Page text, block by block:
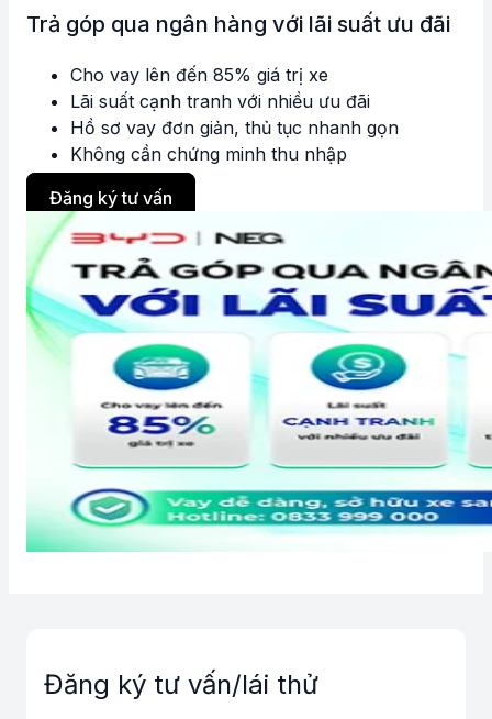
Trả góp qua ngân hàng với lãi suất ưu đãi
Cho vay lên đến 85% giá trị xe
Lãi suất cạnh tranh với nhiều ưu đãi
Hồ sơ vay đơn giản, thủ tục nhanh gọn
Không cần chứng minh thu nhập
Đăng ký tư vấn
Đăng ký tư vấn/lái thử